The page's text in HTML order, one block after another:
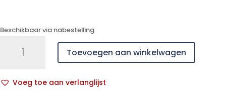
Beschikbaar via nabestelling
Bariederm
15ml
Toevoegen aan winkelwagen
Voeg toe aan verlanglijst